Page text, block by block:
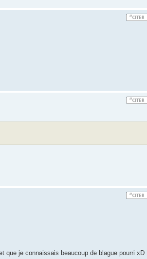
que je connaissais beaucoup de blague pourri xD